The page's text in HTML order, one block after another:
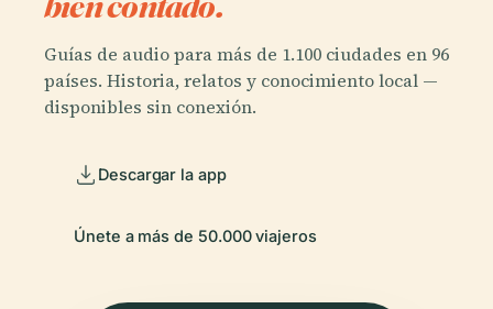
Guías de audio para más de 1.100 ciudades en 96
países. Historia, relatos y conocimiento local —
disponibles sin conexión.
Descargar la app
Únete a más de 50.000 viajeros